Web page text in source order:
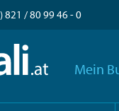
821 / 80 99 46 - 0
Mein